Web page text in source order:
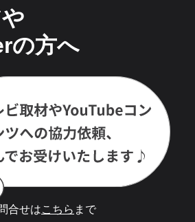
の方へ
合せはこちら まで